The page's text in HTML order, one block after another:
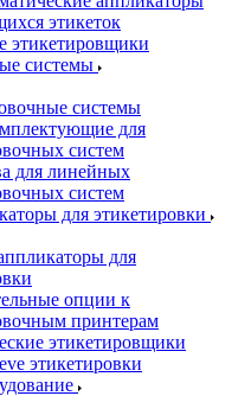
этикеток
этикетировщики
системы
системы
для
систем
для линейных
систем
для этикетировки
для
опции к
принтерам
этикетировщики
этикетировки